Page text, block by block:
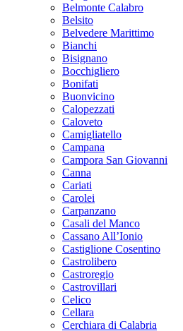
Belmonte Calabro
Belsito
Belvedere Marittimo
Bianchi
Bisignano
Bocchigliero
Bonifati
Buonvicino
Calopezzati
Caloveto
Camigliatello
Campana
Campora San Giovanni
Canna
Cariati
Carolei
Carpanzano
Casali del Manco
Cassano All’Ionio
Castiglione Cosentino
Castrolibero
Castroregio
Castrovillari
Celico
Cellara
Cerchiara di Calabria